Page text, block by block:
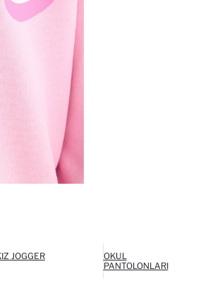
JOGGER
OKUL
PANTOLONLARI